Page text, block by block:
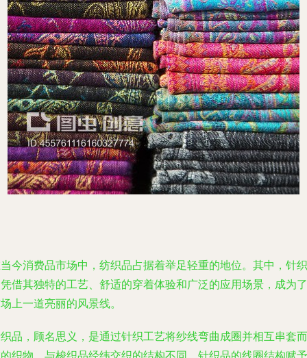
今消费品市场中，纺织品占据着举足轻重的地位。其中，针织
借其独特的工艺、舒适的穿着体验和广泛的应用场景，成为了
上一道亮丽的风景线。
品，顾名思义，是通过针织工艺将纱线弯曲成圈并相互串套而